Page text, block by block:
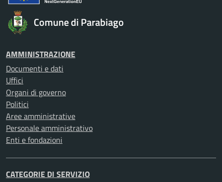
Comune di Parabiago
AMMINISTRAZIONE
Documenti e dati
Uffici
Organi di governo
Politici
Aree amministrative
Personale amministrativo
Enti e fondazioni
CATEGORIE DI SERVIZIO